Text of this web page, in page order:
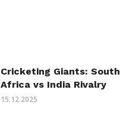
Cricketing Giants: South
Africa vs India Rivalry
15.12.2025